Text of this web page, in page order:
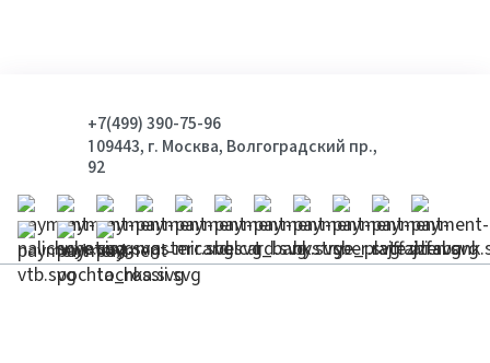
+7(499) 390-75-96
109443, г. Москва, Волгоградский пр.,
92